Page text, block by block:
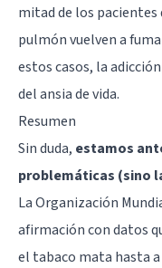
mitad de los pacientes
pulmón vuelven a
estos casos, la
del ansia de vida.
Resumen
Sin duda, estamos
problemáticas (sino
La Organización
afirmación con datos
el tabaco mata hasta a